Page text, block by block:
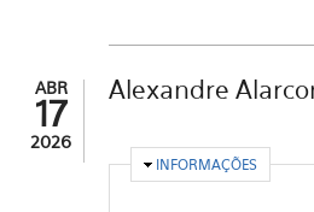
ABR
17
2026
Alexandre
OCULTAR
INFORMAÇÕES